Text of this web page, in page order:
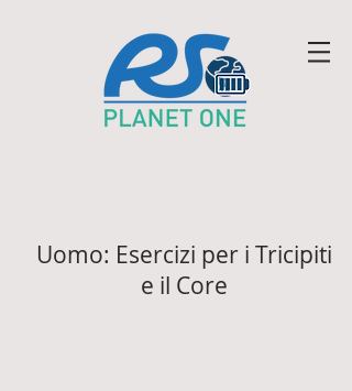
Uomo: Esercizi per i Tricipiti
e il Core